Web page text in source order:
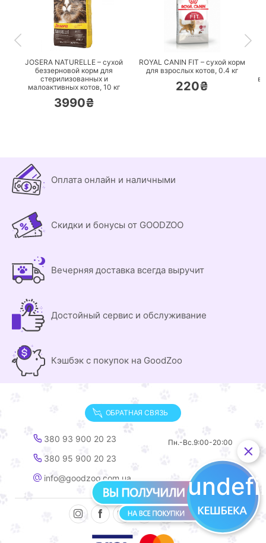
ПЕРЕЙТИ
JOSERA NATURELLE – сухой
беззерновой корм для
стерилизованных и
малоактивных котов, 10 кг
3990₴
ПЕРЕЙТИ
ROYAL CANIN FIT – сухой корм
для взрослых котов, 0.4 кг
220₴
Оплата онлайн и наличными
Скидки и бонусы от GOODZOO
Вечерняя доставка всегда выручит
Достойный сервис и обслуживание
Кэшбэк с покупок на GoodZoo
ОБРАТНАЯ СВЯЗЬ
380 93 900 20 23
380 95 900 20 23
info@goodzoo.com.ua
Пн.-Вс.9:00-20:00